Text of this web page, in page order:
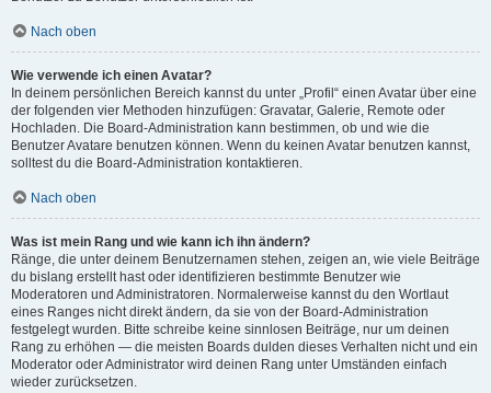
Nach oben
Wie verwende ich einen Avatar?
In deinem persönlichen Bereich kannst du unter „Profil“ einen Avatar über eine
der folgenden vier Methoden hinzufügen: Gravatar, Galerie, Remote oder
Hochladen. Die Board-Administration kann bestimmen, ob und wie die
Benutzer Avatare benutzen können. Wenn du keinen Avatar benutzen kannst,
solltest du die Board-Administration kontaktieren.
Nach oben
Was ist mein Rang und wie kann ich ihn ändern?
Ränge, die unter deinem Benutzernamen stehen, zeigen an, wie viele Beiträge
du bislang erstellt hast oder identifizieren bestimmte Benutzer wie
Moderatoren und Administratoren. Normalerweise kannst du den Wortlaut
eines Ranges nicht direkt ändern, da sie von der Board-Administration
festgelegt wurden. Bitte schreibe keine sinnlosen Beiträge, nur um deinen
Rang zu erhöhen — die meisten Boards dulden dieses Verhalten nicht und ein
Moderator oder Administrator wird deinen Rang unter Umständen einfach
wieder zurücksetzen.